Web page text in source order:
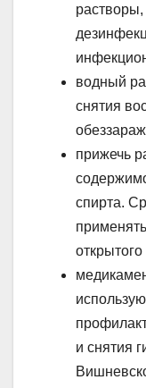
водный
снятия
прижечь
спирта.
и снятия